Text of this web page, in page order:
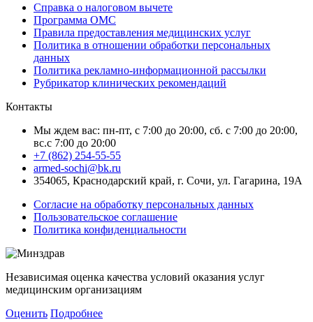
Справка о налоговом вычете
Программа ОМС
Правила предоставления медицинских услуг
Политика в отношении обработки персональных
данных
Политика рекламно-информационной рассылки
Рубрикатор клинических рекомендаций
Контакты
Мы ждем вас: пн-пт, с 7:00 до 20:00, сб. с 7:00 до 20:00,
вс.с 7:00 до 20:00
+7 (862) 254-55-55
armed-sochi@bk.ru
354065, Краснодарский край, г. Сочи, ул. Гагарина, 19А
Согласие на обработку персональных данных
Пользовательское соглашение
Политика конфиденциальности
Независимая оценка качества условий оказания услуг
медицинским организациям
Оценить Подробнее